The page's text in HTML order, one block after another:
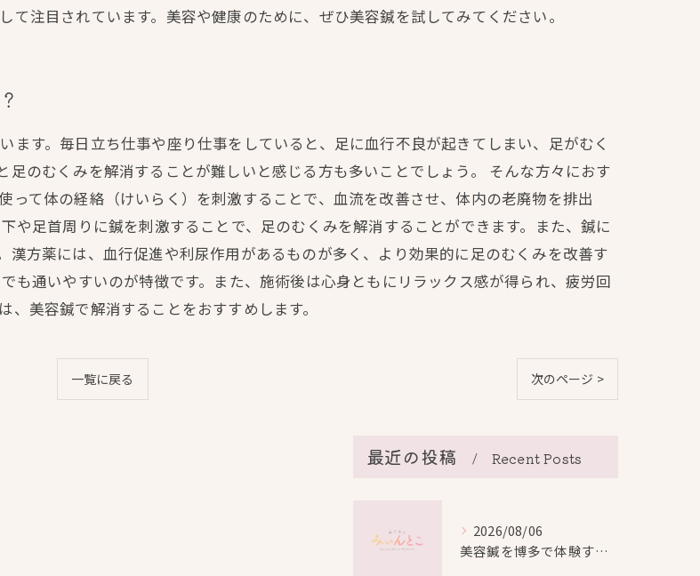
注目されています。美容や健康のために、ぜひ美容鍼を試してみてください。
す。毎日立ち仕事や座り仕事をしていると、足に血行不良が起きてしまい、足がむく
のむくみを解消することが難しいと感じる方も多いことでしょう。 そんな方々におす
て体の経絡（けいらく）を刺激することで、血流を改善させ、体内の老廃物を排出
や足首周りに鍼を刺激することで、足のむくみを解消することができます。また、鍼に
方薬には、血行促進や利尿作用があるものが多く、より効果的に足のむくみを改善す
も通いやすいのが特徴です。また、施術後は心身ともにリラックス感が得られ、疲労回
美容鍼で解消することをおすすめします。
一覧に戻る 次のページ >
最近の投稿 Recent Posts
2026/08/06
美容鍼を博多で体験する際の効果や安全性と料金比較徹底ガイド